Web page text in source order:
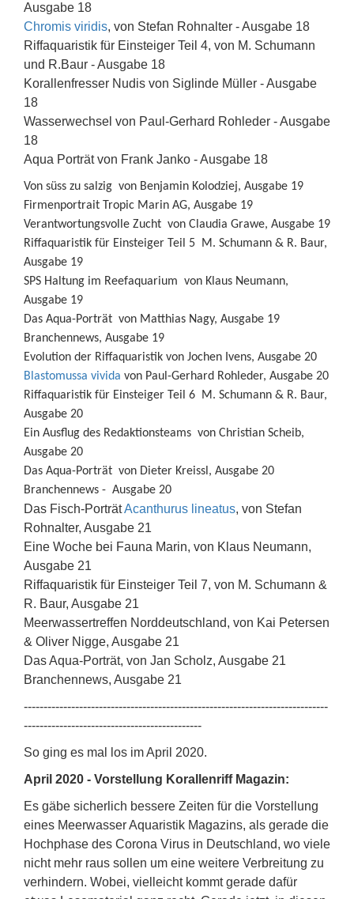
Ausgabe 18
Chromis viridis, von Stefan Rohnalter - Ausgabe 18
Riffaquaristik für Einsteiger Teil 4, von M. Schumann
und R.Baur - Ausgabe 18
Korallenfresser Nudis von Siglinde Müller - Ausgabe
18
Wasserwechsel von Paul-Gerhard Rohleder - Ausgabe
18
Aqua Porträt von Frank Janko - Ausgabe 18
Von süss zu salzig von Benjamin Kolodziej, Ausgabe 19
Firmenportrait Tropic Marin AG, Ausgabe 19
Verantwortungsvolle Zucht von Claudia Grawe, Ausgabe 19
Riffaquaristik für Einsteiger Teil 5 M. Schumann & R. Baur,
Ausgabe 19
SPS Haltung im Reefaquarium von Klaus Neumann,
Ausgabe 19
Das Aqua-Porträt von Matthias Nagy, Ausgabe 19
Branchennews, Ausgabe 19
Evolution der Riffaquaristik von Jochen Ivens, Ausgabe 20
Blastomussa vivida von Paul-Gerhard Rohleder, Ausgabe 20
Riffaquaristik für Einsteiger Teil 6 M. Schumann & R. Baur,
Ausgabe 20
Ein Ausflug des Redaktionsteams von Christian Scheib,
Ausgabe 20
Das Aqua-Porträt von Dieter Kreissl, Ausgabe 20
Branchennews - Ausgabe 20
Das Fisch-PorträtAcanthurus lineatus, von Stefan
Rohnalter, Ausgabe 21
Eine Woche bei Fauna Marin, von Klaus Neumann,
Ausgabe 21
Riffaquaristik für Einsteiger Teil 7, von M. Schumann &
R. Baur, Ausgabe 21
Meerwassertreffen Norddeutschland, von Kai Petersen
& Oliver Nigge, Ausgabe 21
Das Aqua-Porträt, von Jan Scholz, Ausgabe 21
Branchennews, Ausgabe 21
-----------------------------------------------------------------------------
---------------------------------------------
So ging es mal los im April 2020.
April 2020 - Vorstellung Korallenriff Magazin:
Es gäbe sicherlich bessere Zeiten für die Vorstellung
eines Meerwasser Aquaristik Magazins, als gerade die
Hochphase des Corona Virus in Deutschland, wo viele
nicht mehr raus sollen um eine weitere Verbreitung zu
verhindern. Wobei, vielleicht kommt gerade dafür